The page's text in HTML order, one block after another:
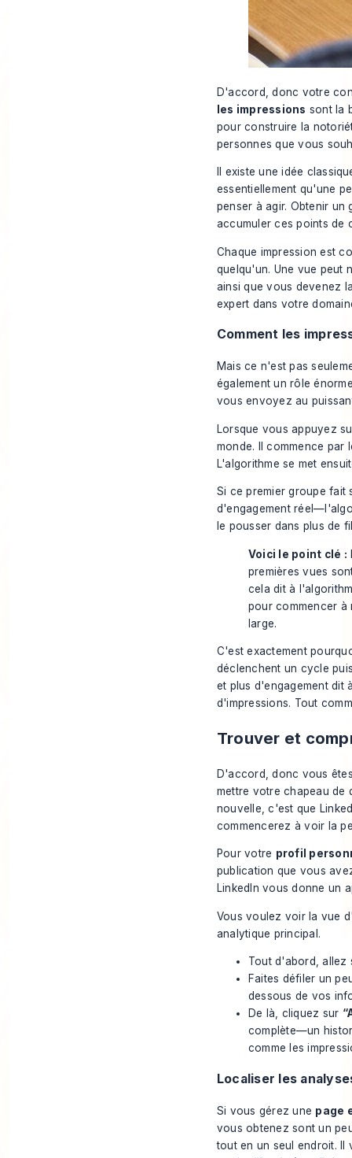
D'accord, donc votre
les impressions sont la
pour construire la
personnes que vous
Il existe une idée
essentiellement qu'une
penser à agir. Obtenir un
accumuler ces points de
Chaque impression est
quelqu'un. Une vue peut
ainsi que vous devenez
expert dans votre
Comment les
Mais ce n'est pas
également un rôle
vous envoyez au
Lorsque vous appuyez
monde. Il commence par
L'algorithme se met
Si ce premier groupe fait
d'engagement
le pousser dans plus de
Voici le point clé :
premières vues
cela dit à
pour commencer à
large.
C'est exactement
déclenchent un cycle
et plus d'engagement dit
d'impressions. Tout
Trouver et
D'accord, donc vous
mettre votre chapeau de
nouvelle, c'est que
commencerez à voir la
Pour votre profil
publication que vous
LinkedIn vous donne un
Vous voulez voir la vue
analytique principal.
Tout d'abord, allez
Faites défiler un
dessous de vos
De là, cliquez sur
complète—un
comme les
Localiser les
Si vous gérez une page
vous obtenez sont un
tout en un seul endroit.